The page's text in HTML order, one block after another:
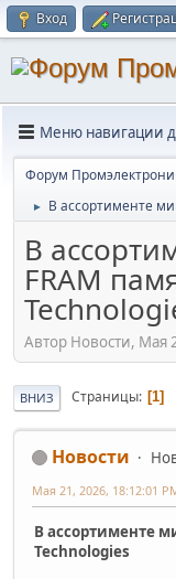
Вход
Меню навигации
Форум
► В ассортименте
В
FRAM
Автор Новости, Мая
ВНИЗ Страницы 1
Новости
Мая 21, 2026, 18:12:01
В ассортименте
Technologies